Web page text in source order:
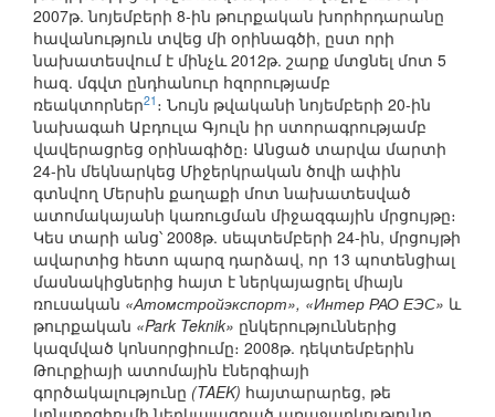
2007թ. նոյեմբերի 8-ին թուրքական խորհրդարանը
հավանություն տվեց մի օրինագծի, ըստ որի
նախատեսվում է մինչև 2012թ. շարք մտցնել մոտ 5
հազ. մգվտ ընդհանուր հզորությամբ
ռեակտորներ21 ։ Նույն թվականի նոյեմբերի 20-ին
նախագահ Աբդուլա Գյուլն իր ստորագրությամբ
վավերացրեց օրինագիծը։ Անցած տարվա մարտի
24-ին մեկնարկեց Միջերկրական ծովի ափին
գտնվող Մերսին քաղաքի մոտ նախատեսված
ատոմակայանի կառուցման միջազգային մրցույթը։
Կես տարի անց՝ 2008թ. սեպտեմբերի 24-ին, մրցույթի
ավարտից հետո պարզ դարձավ, որ 13 պոտենցիալ
մասնակիցներից հայտ է ներկայացրել միայն
ռուսական «Атомстройэкспорт», «Интер РАО ЕЭС» և
թուրքական «Park Teknik» ընկերություններից
կազմված կոնսորցիումը։ 2008թ. դեկտեմբերին
Թուրքիայի ատոմային էներգիայի
գործակալությունը (TAEK) հայտարարեց, թե